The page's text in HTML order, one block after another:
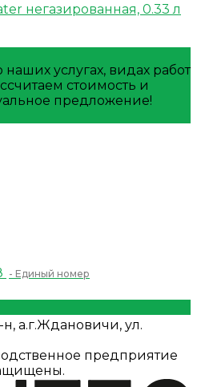
негазированная, 0.33 л
услугах, видах работ
стоимость и
предложение!
- Единый номер
а.г.Ждановичи, ул.
предприятие